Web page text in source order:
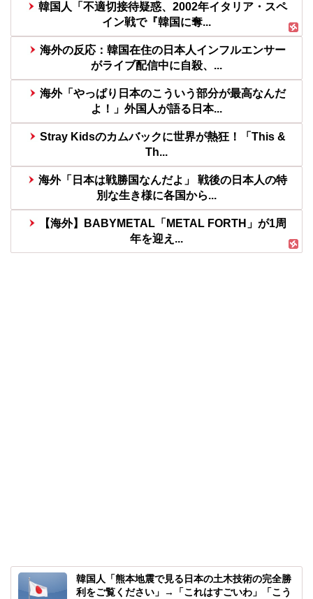
韓国人「不適切接待疑惑、2002年イタリア・スペ
イン戦で『韓国に奪...
海外の反応：韓国在住の日本人インフルエンサー
がライブ配信中に自殺、...
海外「やっぱり日本のこういう部分が最高なんだ
よ！」外国人が語る日本...
Stray Kidsのカムバックに世界が熱狂！「This &
Th...
海外「日本は戦勝国なんだよ」 戦後の日本人の特
別な生き様に各国から...
【海外】BABYMETAL「METAL FORTH」が1周
年を迎え...
韓国人「熊本地震で見る日本の土木技術の完全勝
利をご覧ください」→「これはすごいわ」「こう